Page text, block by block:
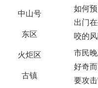
中山号
东区
火炬区
古镇
如何
出门
咬的
市民
好奇
要攻